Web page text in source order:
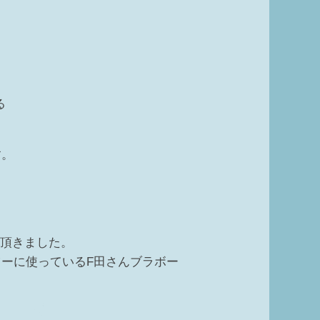
きました。
に使っているF田さんブラボー